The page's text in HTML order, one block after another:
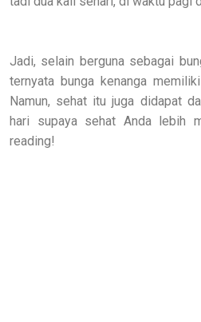
Jadi, selain berguna sebagai
ternyata bunga kenanga
Namun, sehat itu juga didapat
hari supaya sehat Anda lebih
reading!